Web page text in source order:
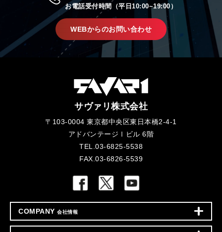
お電話受付時間（平日10:00~19:00）
WEBからのお問い合わせ
サヴァリ株式会社
〒103-0004 東京都中央区東日本橋2-4-1
アドバンテージⅠビル 6階
TEL.03-6825-5538
FAX.03-6826-5539
COMPANY 会社情報